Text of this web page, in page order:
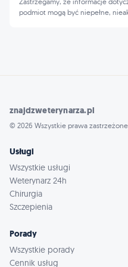
podmiot mogą być niepełne,
znajdzweterynarza.pl
© 2026 Wszystkie prawa zastrzeżone
Usługi
Wszystkie usługi
Weterynarz 24h
Chirurgia
Szczepienia
Porady
Wszystkie porady
Cennik usług